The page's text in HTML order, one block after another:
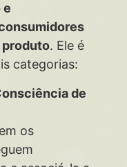
e
produto. Ele é
categorias:
de
os